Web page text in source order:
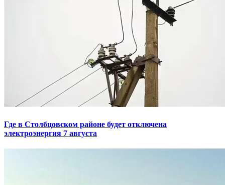
Где в Столбцовском районе будет отключена
электроэнергия 7 августа